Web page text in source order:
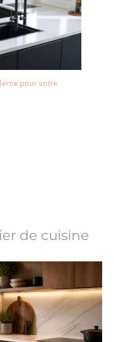
pour votre
de cuisine